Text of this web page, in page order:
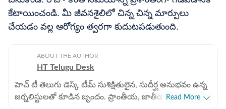
కేటాయించండి. మీ జీవనశైలిలో చిన్న చిన్న మార్పులు
చేయడం వల్ల ఆరోగ్యం త్వరగా కుదుటపడుతుంది.
ABOUT THE AUTHOR
HT Telugu Desk
హెచ్ టీ తెలుగు డెస్క్ టీమ్ సుశిక్షితులైన, సుదీర్ఘ అనుభవం ఉన్న
జర్నలిస్టులతో కూడిన బృందం. ప్రాంతీయ, జాతీయ,Read More